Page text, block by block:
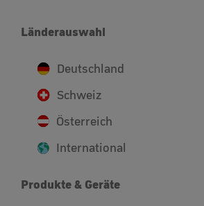
Länderauswahl
Deutschland
Schweiz
Österreich
International
Produkte & Geräte